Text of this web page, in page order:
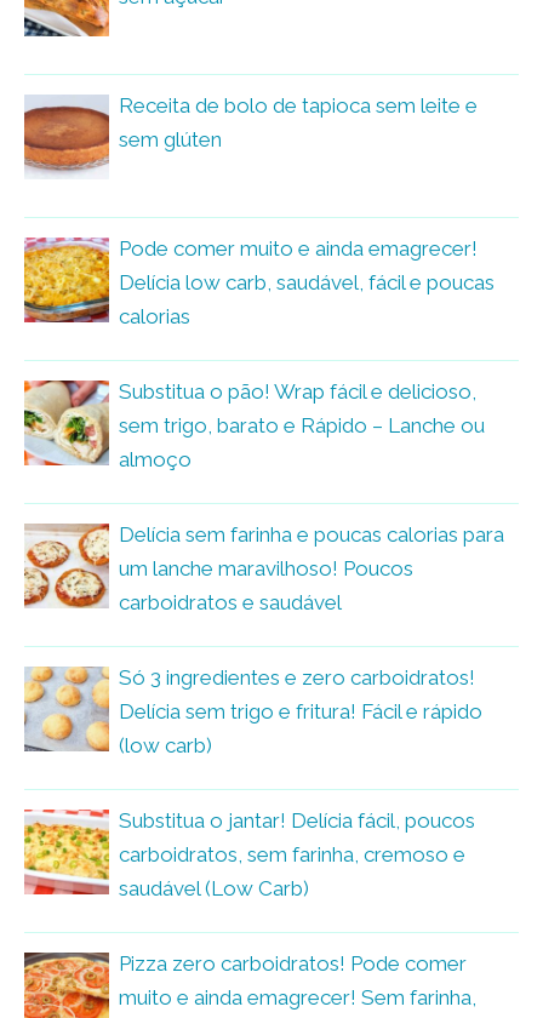
Receita de bolo de tapioca sem leite e
sem glúten
Pode comer muito e ainda emagrecer!
Delícia low carb, saudável, fácil e poucas
calorias
Substitua o pão! Wrap fácil e delicioso,
sem trigo, barato e Rápido – Lanche ou
almoço
Delícia sem farinha e poucas calorias para
um lanche maravilhoso! Poucos
carboidratos e saudável
Só 3 ingredientes e zero carboidratos!
Delícia sem trigo e fritura! Fácil e rápido
(low carb)
Substitua o jantar! Delícia fácil, poucos
carboidratos, sem farinha, cremoso e
saudável (Low Carb)
Pizza zero carboidratos! Pode comer
muito e ainda emagrecer! Sem farinha,